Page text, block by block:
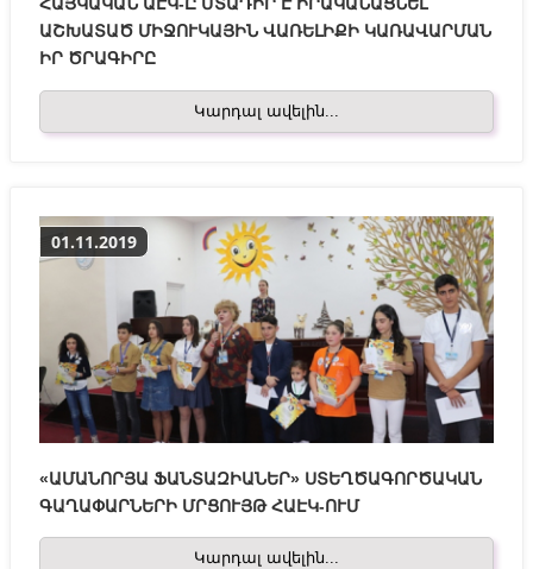
ԱՇԽԱՏԱԾ ՄԻՋՈՒԿԱՅԻՆ ՎԱՌԵԼԻՔԻ ԿԱՌԱՎԱՐՄԱՆ
ԻՐ ԾՐԱԳԻՐԸ
Կարդալ ավելին...
01.11.2019
«ԱՄԱՆՈՐՅԱ ՖԱՆՏԱԶԻԱՆԵՐ» ՍՏԵՂԾԱԳՈՐԾԱԿԱՆ
ԳԱՂԱՓԱՐՆԵՐԻ ՄՐՑՈՒՅԹ ՀԱԷԿ-ՈՒՄ
Կարդալ ավելին...